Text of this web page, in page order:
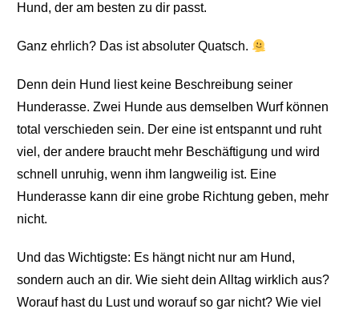
Hund, der am besten zu dir passt.
Ganz ehrlich? Das ist absoluter Quatsch.
Denn dein Hund liest keine Beschreibung seiner
Hunderasse. Zwei Hunde aus demselben Wurf können
total verschieden sein. Der eine ist entspannt und ruht
viel, der andere braucht mehr Beschäftigung und wird
schnell unruhig, wenn ihm langweilig ist. Eine
Hunderasse kann dir eine grobe Richtung geben, mehr
nicht.
Und das Wichtigste: Es hängt nicht nur am Hund,
sondern auch an dir. Wie sieht dein Alltag wirklich aus?
Worauf hast du Lust und worauf so gar nicht? Wie viel